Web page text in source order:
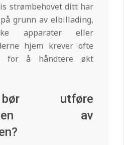
strømbehovet ditt har
grunn av elbillading,
apparater eller
hjem krever ofte
for å håndtere økt
utføre
av